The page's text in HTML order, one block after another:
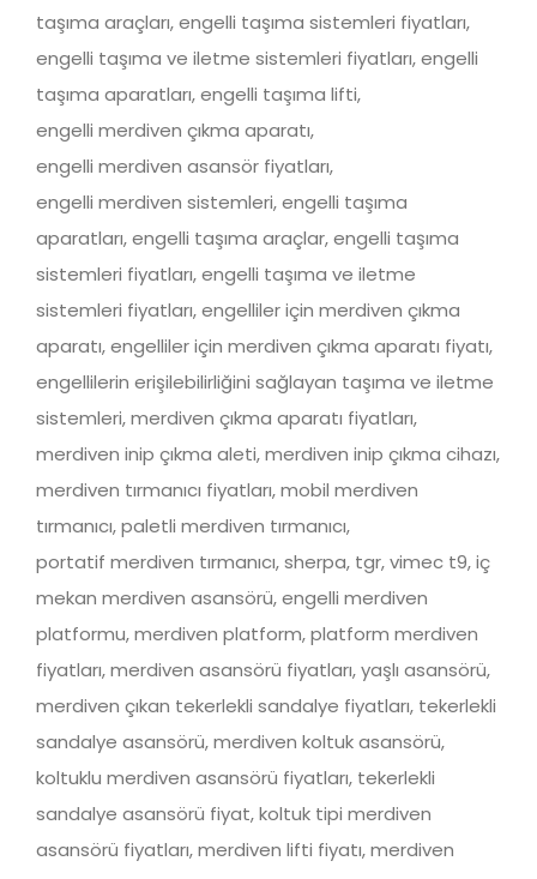
taşıma araçları, engelli taşıma sistemleri fiyatları,
engelli taşıma ve iletme sistemleri fiyatları, engelli
taşıma aparatları, engelli taşıma lifti,
engelli merdiven çıkma aparatı,
engelli merdiven asansör fiyatları,
engelli merdiven sistemleri, engelli taşıma
aparatları, engelli taşıma araçlar, engelli taşıma
sistemleri fiyatları, engelli taşıma ve iletme
sistemleri fiyatları, engelliler için merdiven çıkma
aparatı, engelliler için merdiven çıkma aparatı fiyatı,
engellilerin erişilebilirliğini sağlayan taşıma ve iletme
sistemleri, merdiven çıkma aparatı fiyatları,
merdiven inip çıkma aleti, merdiven inip çıkma cihazı,
merdiven tırmanıcı fiyatları, mobil merdiven
tırmanıcı, paletli merdiven tırmanıcı,
portatif merdiven tırmanıcı, sherpa, tgr, vimec t9, iç
mekan merdiven asansörü, engelli merdiven
platformu, merdiven platform, platform merdiven
fiyatları, merdiven asansörü fiyatları, yaşlı asansörü,
merdiven çıkan tekerlekli sandalye fiyatları, tekerlekli
sandalye asansörü, merdiven koltuk asansörü,
koltuklu merdiven asansörü fiyatları, tekerlekli
sandalye asansörü fiyat, koltuk tipi merdiven
asansörü fiyatları, merdiven lifti fiyatı, merdiven